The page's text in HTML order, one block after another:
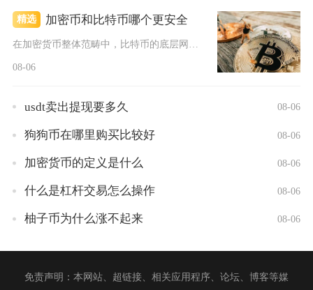
精选 加密币和比特币哪个更安全
在加密货币整体范畴中，比特币的底层网络安全性显著高于绝大多数...
08-06
usdt卖出提现要多久 08-06
狗狗币在哪里购买比较好 08-06
加密货币的定义是什么 08-06
什么是杠杆交易怎么操作 08-06
柚子币为什么涨不起来 08-06
免责声明：本网站、超链接、相关应用程序、论坛、博客等媒